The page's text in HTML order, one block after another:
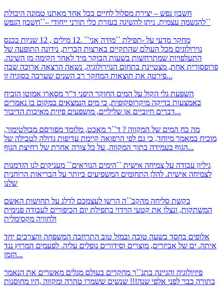
חשבון נפש – יצירת מסלול לחיים בכל אחד מאתנו טמונה היכולת
להגשמה עצמית. ניתן להשיגה בעזרת כלי תורני ייחודי –``חשבון הנפש``
מחקר מדעי על -תפילת ``מודה אני`` .12 מילים , 12 שניות
בכנס
נוירולוגים מכל העולם שהתקיים בארצות הברית, נידונה התופעה של
התעלפויות שמתרחשות בשעות הבוקר מיד לאחר הקימה מן השינה.
פרופסורית אחת, מצטיינת בתחום הנוירולוגיה, נשאה הרצאה ארוכה שבה
פירטה את תוצאות המחקר רב השנים שערכה בסוגיה זו...
השפעת גלי הקול על המים החוקר היפני ד"ר מסארו אמוטו הוכיח
באמצעות בדיקה מיקרוסקופית, כי מים הנמצאים במקום בו נאמרים
דברים חיוביים או שליליים, מושפעים פיזית מאיכות הדיבור...
מה כח המים של המקווה ? ד``ר מאכט, מלומד מפורסם מבולטימור,
מוכיח במאמר מיוחד, כי גם לפי הרפואה קיימת עדיפות גדולה לטבילה של
הגוף בעמידה בתוך המקווה, על כל צורה אחרת של רחיצת הגוף...
גיליון עבודה על צמיחה אישית ``הימים הנוראים`` מעניקים לנו הזדמנות
לצמיחה אישית. להלן התחומים המשפיעים ביותר על הבריאות הרוחנית
שלנו
בקשת סליחה מהקב``ה הרשו לעצמכם לדלג על תחושות האשם
המשתקות, ונצלו את קטעי הוידוי בתפילת יום הכיפורים לעבודה פנימית
ולחוויה מקסימלית
אלופים בחסד בשעה טובה ובמזל טוב התרחבה המשפחה והצרכים יחד
איתה. ים של אביזרים, מוצרים וסידורים נופלים עליה. לפעמים המרוץ נגד
הזמן...
פיזיולוגיה והגיינה בתנ``ך מחקרים בעולם מגלים מאשרים את הנאמר
בתורה כבר לפני אלפי שנה!!! שנשים ששמרו טהרה ומקווה ,היו מחוסנות